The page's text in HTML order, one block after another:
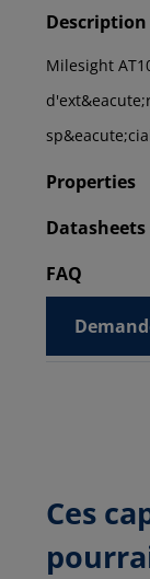
Description
Milesight
Properties
Datasheets
FAQ
Ces